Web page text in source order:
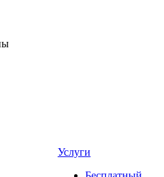
Услуги